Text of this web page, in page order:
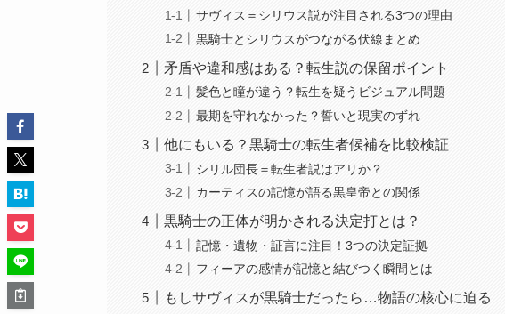
サヴィス＝シリウス説が注目される3つの理由
黒騎士とシリウスがつながる伏線まとめ
矛盾や違和感はある？転生説の保留ポイント
髪色と瞳が違う？転生を疑うビジュアル問題
最期を守れなかった？誓いと現実のずれ
他にもいる？黒騎士の転生者候補を比較検証
シリル団長＝転生者説はアリか？
カーティスの記憶が語る黒皇帝との関係
黒騎士の正体が明かされる決定打とは？
記憶・遺物・証言に注目！3つの決定証拠
フィーアの感情が記憶と結びつく瞬間とは
もしサヴィスが黒騎士だったら…物語の核心に迫る